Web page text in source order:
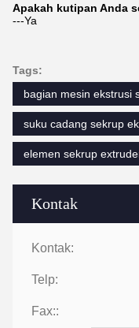
Kontak
Kontak:
Telp:
Fax::
Apakah kutipan Anda
---Ya
Tags:
bagian mesin ekstrusi
suku cadang sekrup
elemen sekrup